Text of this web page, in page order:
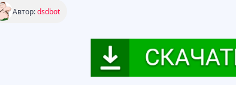
Автор:dsdbot